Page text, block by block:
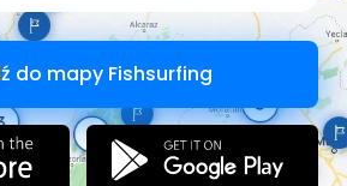
do mapy Fishsurfing